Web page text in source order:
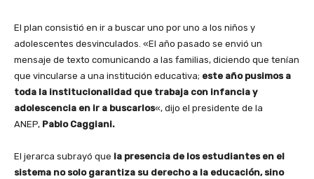
El plan consistió en ir a buscar uno por uno a los niños y
adolescentes desvinculados. «El año pasado se envió un
mensaje de texto comunicando a las familias, diciendo que tenían
que vincularse a una institución educativa; este año pusimos a
toda la institucionalidad que trabaja con infancia y
adolescencia en ir a buscarlos«, dijo el presidente de la
ANEP, Pablo Caggiani.
El jerarca subrayó que la presencia de los estudiantes en el
sistema no solo garantiza su derecho a la educación, sino